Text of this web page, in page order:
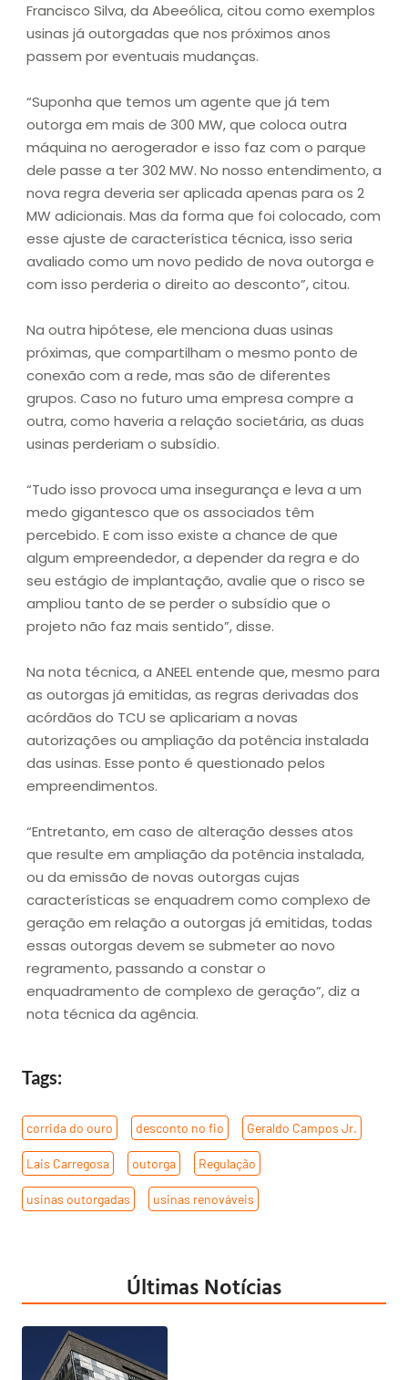
Francisco Silva, da Abeeólica, citou como exemplos
usinas já outorgadas que nos próximos anos
passem por eventuais mudanças.
“Suponha que temos um agente que já tem
outorga em mais de 300 MW, que coloca outra
máquina no aerogerador e isso faz com o parque
dele passe a ter 302 MW. No nosso entendimento, a
nova regra deveria ser aplicada apenas para os 2
MW adicionais. Mas da forma que foi colocado, com
esse ajuste de característica técnica, isso seria
avaliado como um novo pedido de nova outorga e
com isso perderia o direito ao desconto”, citou.
Na outra hipótese, ele menciona duas usinas
próximas, que compartilham o mesmo ponto de
conexão com a rede, mas são de diferentes
grupos. Caso no futuro uma empresa compre a
outra, como haveria a relação societária, as duas
usinas perderiam o subsídio.
“Tudo isso provoca uma insegurança e leva a um
medo gigantesco que os associados têm
percebido. E com isso existe a chance de que
algum empreendedor, a depender da regra e do
seu estágio de implantação, avalie que o risco se
ampliou tanto de se perder o subsídio que o
projeto não faz mais sentido”, disse.
Na nota técnica, a ANEEL entende que, mesmo para
as outorgas já emitidas, as regras derivadas dos
acórdãos do TCU se aplicariam a novas
autorizações ou ampliação da potência instalada
das usinas. Esse ponto é questionado pelos
empreendimentos.
“Entretanto, em caso de alteração desses atos
que resulte em ampliação da potência instalada,
ou da emissão de novas outorgas cujas
características se enquadrem como complexo de
geração em relação a outorgas já emitidas, todas
essas outorgas devem se submeter ao novo
regramento, passando a constar o
enquadramento de complexo de geração”, diz a
nota técnica da agência.
Tags:
corrida do ouro desconto no fio Geraldo Campos Jr.
Lais Carregosa outorga Regulação
usinas outorgadas usinas renováveis
Últimas Notícias